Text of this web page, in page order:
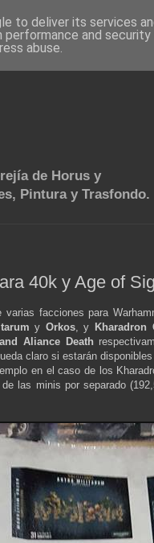
de Horus y
Pintura y Trasfondo.
40k y Age of
facciones para
y Orkos, y Kharadron
Aliance Death
claro si estarán
en el caso de los
las minis por separado
to deliver its services
performance and
abuse.